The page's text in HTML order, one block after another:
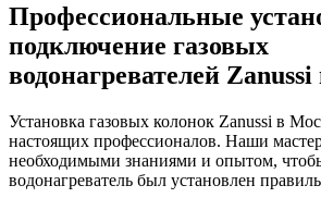
Профессиональные
подключение газовых
водонагревателей
Установка газовых колонок Zanussi в
настоящих профессионалов. Наши
необходимыми знаниями и опытом,
водонагреватель был установлен